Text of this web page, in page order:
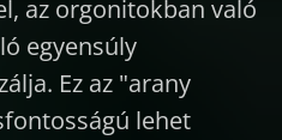
az orgonitokban való
egyensúly
Ez az "arany
lehet